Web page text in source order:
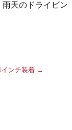
天のドライビン
ンチ装着 →